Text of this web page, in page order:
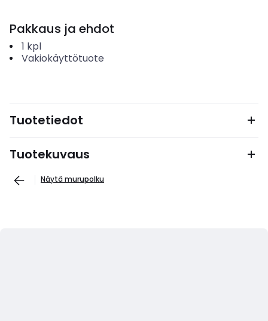
Pakkaus ja ehdot
1 kpl
Vakiokäyttötuote
Tuotetiedot
Tuotekuvaus
Näytä murupolku